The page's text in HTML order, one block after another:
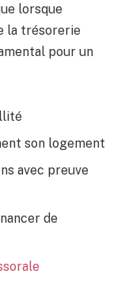
lorsque
la trésorerie
pour un
son logement
avec preuve
de